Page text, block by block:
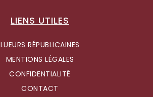
LIENS UTILES
LUEURS RÉPUBLICAINES
MENTIONS LÉGALES
CONFIDENTIALITÉ
CONTACT